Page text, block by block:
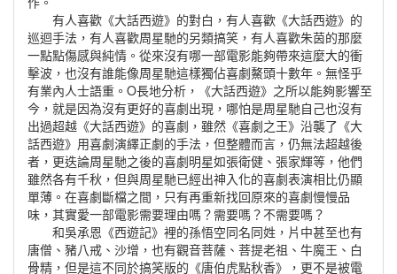
有人喜歡《大話西遊》的對白，有人喜歡《大話西遊》的
巡迴手法，有人喜歡周星馳的另類搞笑，有人喜歡朱茵的那麼
一點點傷感與純情。從來沒有哪一部電影能夠帶來這麼大的衝
擊波，也沒有誰能像周星馳這樣獨佔喜劇鰲頭十數年。無怪乎
有業內人士語重。O長地分析，《大話西遊》之所以能夠影響至
今，就是因為沒有更好的喜劇出現，哪怕是周星馳自己也沒有
出過超越《大話西遊》的喜劇，雖然《喜劇之王》沿襲了《大
話西遊》用喜劇演繹正劇的手法，但整體而言，仍無法超越後
者，更迭論周星馳之後的喜劇明星如張衛健、張家輝等，他們
雖然各有千秋，但與周星馳已經出神入化的喜劇表演相比仍顯
單薄。在喜劇斷檔之間，只有再重新找回原來的喜劇慢慢品
味，其實愛一部電影需要理由嗎？需要嗎？不需要嗎？
和吳承恩《西遊記》裡的孫悟空同名同姓，片中甚至也有
唐僧、豬八戒、沙增，也有觀音菩薩、菩提老祖、牛魔王、白
骨精，但是這不同於搞笑版的《唐伯虎點秋香》，更不是被電